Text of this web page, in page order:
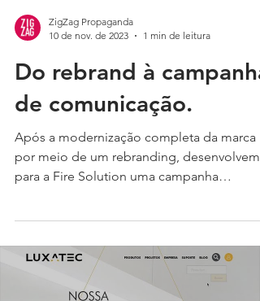
ZigZag Propaganda
10 de nov. de 2023
1 min de leitura
Do rebrand à campanha
de comunicação.
Após a modernização completa da marca
para a Fire Solution uma campanha